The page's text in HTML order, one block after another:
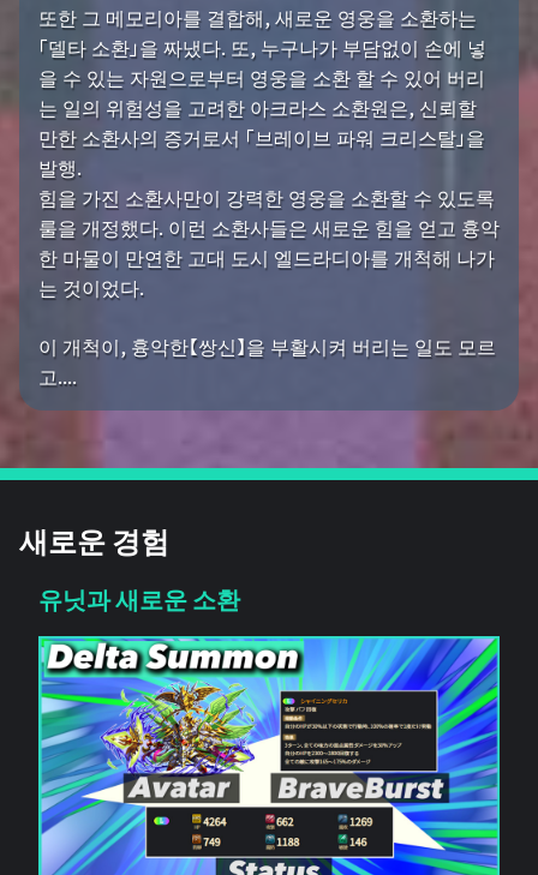
또한 그 메모리아를 결합해, 새로운 영웅을 소환하는
「델타 소환」을 짜냈다. 또, 누구나가 부담없이 손에 넣
을 수 있는 자원으로부터 영웅을 소환 할 수 있어 버리
는 일의 위험성을 고려한 아크라스 소환원은, 신뢰할
만한 소환사의 증거로서 「브레이브 파워 크리스탈」을
발행.
힘을 가진 소환사만이 강력한 영웅을 소환할 수 있도록
룰을 개정했다. 이런 소환사들은 새로운 힘을 얻고 흉악
한 마물이 만연한 고대 도시 엘드라디아를 개척해 나가
는 것이었다.
이 개척이, 흉악한【쌍신】을 부활시켜 버리는 일도 모르
고....
새로운 경험
유닛과 새로운 소환